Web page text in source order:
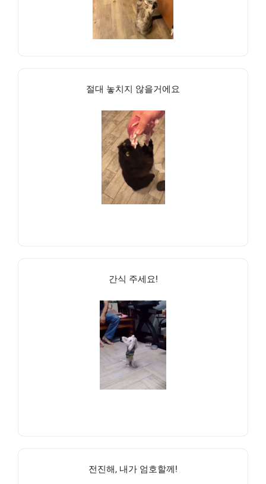
절대 놓치지 않을거에요
간식 주세요!
전진해, 내가 엄호할께!